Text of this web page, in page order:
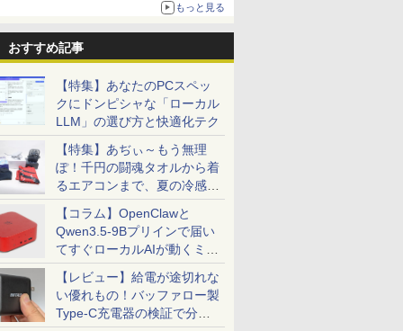
もっと見る
おすすめ記事
【特集】あなたのPCスペッ
クにドンピシャな「ローカル
LLM」の選び方と快適化テク
【特集】あぢぃ～もう無理
ぽ！千円の闘魂タオルから着
るエアコンまで、夏の冷感グ
ッズ一挙紹介
【コラム】OpenClawと
Qwen3.5-9Bプリインで届い
てすぐローカルAIが動くミニ
PC「SER9 Pro」
【レビュー】給電が途切れな
い優れもの！バッファロー製
Type-C充電器の検証で分か